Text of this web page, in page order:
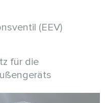
(EEV)
für die